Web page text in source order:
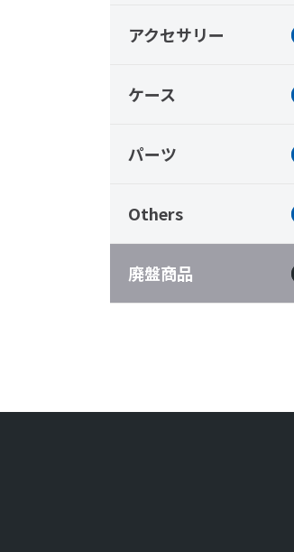
アクセサリー
ケース
パーツ
Others
廃盤商品